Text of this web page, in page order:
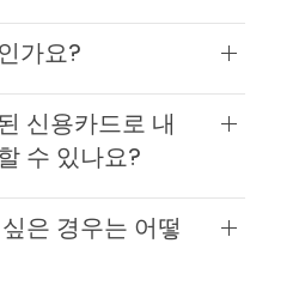
가요?
신용카드로 내
수 있나요?
은 경우는 어떻